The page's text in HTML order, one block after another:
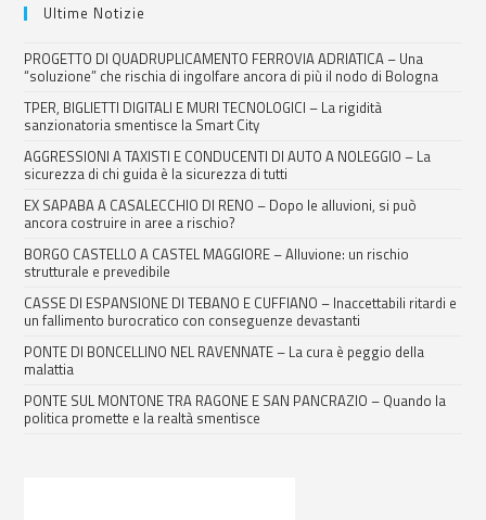
Ultime Notizie
PROGETTO DI QUADRUPLICAMENTO FERROVIA ADRIATICA – Una
“soluzione” che rischia di ingolfare ancora di più il nodo di Bologna
TPER, BIGLIETTI DIGITALI E MURI TECNOLOGICI – La rigidità
sanzionatoria smentisce la Smart City
AGGRESSIONI A TAXISTI E CONDUCENTI DI AUTO A NOLEGGIO – La
sicurezza di chi guida è la sicurezza di tutti
EX SAPABA A CASALECCHIO DI RENO – Dopo le alluvioni, si può
ancora costruire in aree a rischio?
BORGO CASTELLO A CASTEL MAGGIORE – Alluvione: un rischio
strutturale e prevedibile
CASSE DI ESPANSIONE DI TEBANO E CUFFIANO – Inaccettabili ritardi e
un fallimento burocratico con conseguenze devastanti
PONTE DI BONCELLINO NEL RAVENNATE – La cura è peggio della
malattia
PONTE SUL MONTONE TRA RAGONE E SAN PANCRAZIO – Quando la
politica promette e la realtà smentisce